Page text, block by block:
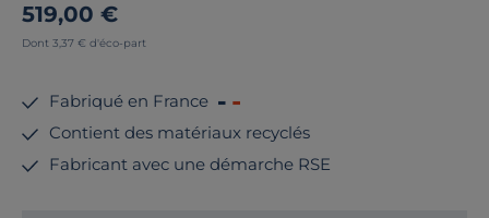
519,00 €
Dont 3,37 € d'éco-part
Fabriqué en France
Contient des matériaux recyclés
Fabricant avec une démarche RSE